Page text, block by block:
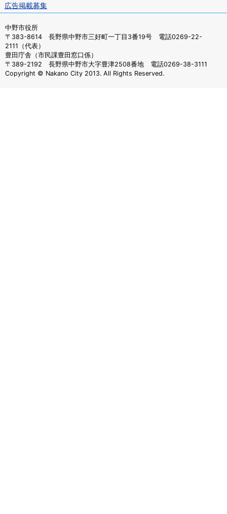
広告掲載募集
中野市役所
〒383-8614 長野県中野市三好町一丁目3番19号 電話0269-22-
2111（代表）
豊田庁舎（市民課豊田窓口係）
〒389-2192 長野県中野市大字豊津2508番地 電話0269-38-3111
Copyright © Nakano City 2013. All Rights Reserved.